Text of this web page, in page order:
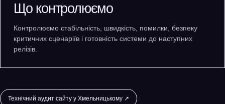
Що контролюємо
Контролюємо стабільність, швидкість, помилки, безпеку
критичних сценаріїв і готовність системи до наступних
релізів.
Технічний аудит сайту у Хмельницькому ↗